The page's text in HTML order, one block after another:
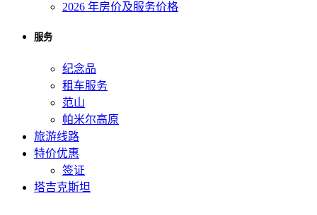
2026 年房价及服务价格
服务
纪念品
租车服务
范山
帕米尔高原
旅游线路
特价优惠
签证
塔吉克斯坦